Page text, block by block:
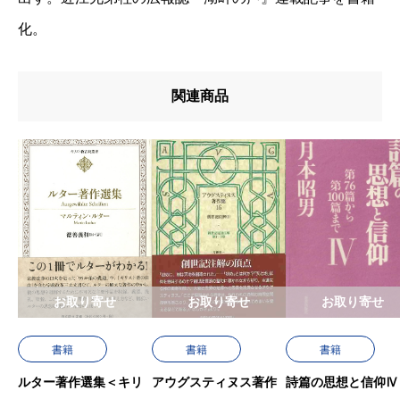
化。
関連商品
書籍
ルター著作選集＜キリ
お取り寄せ
書籍
アウグスティヌス著作
お取り寄せ
書籍
詩篇の思想と信仰Ⅳ
お取り寄せ